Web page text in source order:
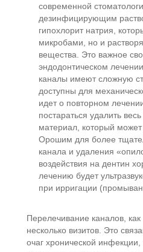
современной
дезинфицирующим
гипохлорит натрия,
микробами, но и
вещества. Это важное
эндодонтическом
каналы имеют сложную
доступны для
идет о повторном
постараться удалить
материал, который
Орошим для более
канала и удаления
воздействия на дентин
лечению будет
при ирригации
Перелечивание каналов,
несколько визитов. Это
очаг хронической